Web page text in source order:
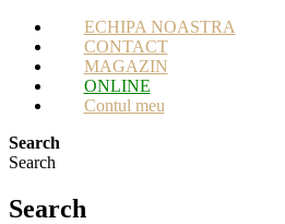
ECHIPA NOASTRA
CONTACT
MAGAZIN
ONLINE
Contul meu
Search
Search
Search